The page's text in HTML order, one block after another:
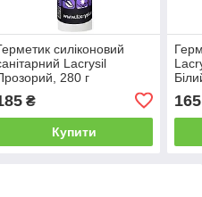
силіконовий
Lacrysil
280 г
₴
Купити
165